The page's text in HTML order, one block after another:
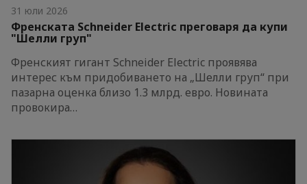
31 юли 2026
Френската Schneider Electric преговаря да купи
"Шелли груп"
Френският гигант Schneider Electric проявява
интерес към придобиването на „Шелли груп“ при
пазарна оценка близо 1.3 млрд. евро. Новината
провокира…